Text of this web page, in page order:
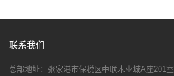
联系我们
总部地址： 张家港市保税区中联木业城A座201室